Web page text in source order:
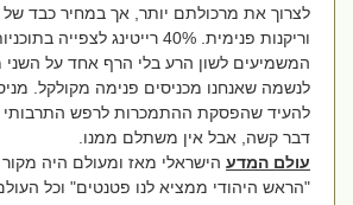
לצרוך את מרכולתם יותר, אך במחיר כבד של
וריקנות פנימית. 40% רייטינג לצפייה
המשמיעים לשון הרע בלי הרף אחד על השני
לנשמה שאנחנו מכניסים פנימה מקולקל. מניסיון
להעיד שהפסקת ההתמכרות לרפש התרבותי
דבר קשה, אבל אין משתלם ממנו.
עולם המדעהישראלי מאז ומעולם היה מקור
"הראש היהודי ממציא לנו פטנטים" וכל